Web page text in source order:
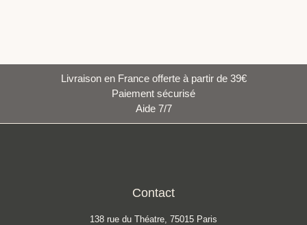
Livraison en France offerte à partir de 39€
Paiement sécurisé
Aide 7/7
Contact
138 rue du Théatre, 75015 Paris